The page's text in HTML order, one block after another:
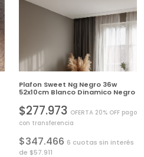
Plafon Sweet Ng Negro 36w
52x10cm Blanco Dinamico Negro
$277.973 OFERTA 20% OFF pago
con transferencia
$347.466 6 cuotas sin interés
de $57.911